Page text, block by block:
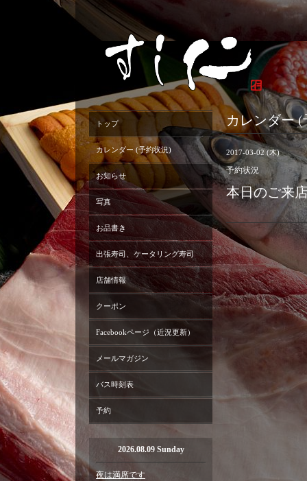
カレンダー
2017-03-02 (木)
予約状況
本日のご来
トップ
カレンダー (予約状況)
お知らせ
写真
お品書き
出張寿司、ケータリング寿司
店舗情報
クーポン
Facebookページ（近況更新）
メールマガジン
バス時刻表
予約
2026.08.09 Sunday
夜は満席です